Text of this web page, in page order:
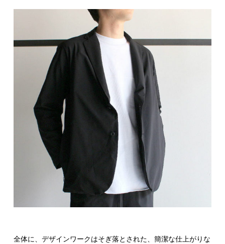
全体に、デザインワークはそぎ落とされた、簡潔な仕上がりな